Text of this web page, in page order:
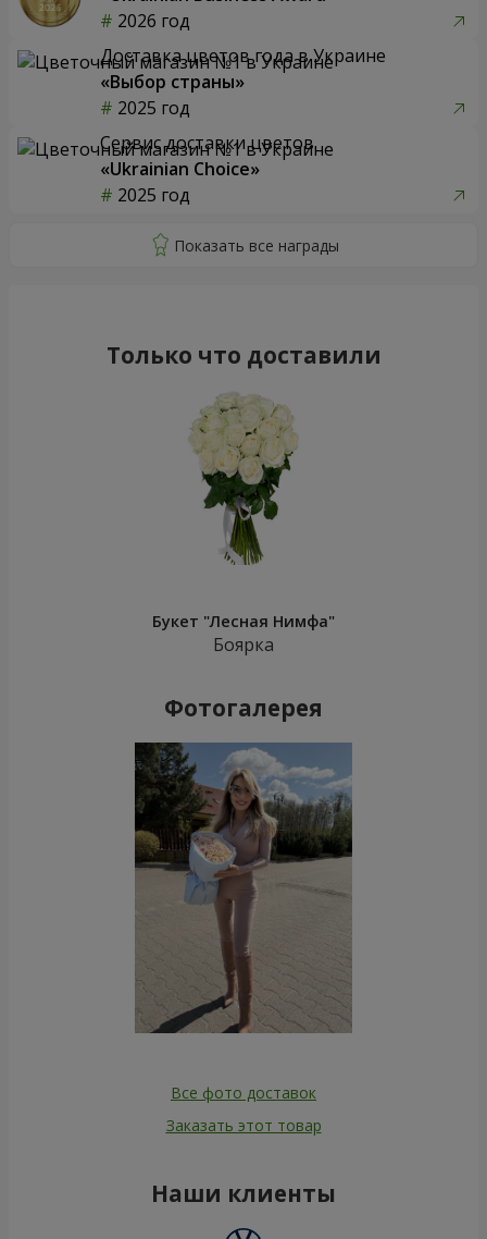
2026 год
Доставка цветов года в Украине
«Выбор страны»
2025 год
Сервис доставки цветов
«Ukrainian Choice»
2025 год
Только что доставили
Букет "Лесная Нимфа"
Боярка
Фотогалерея
Все фото доставок
Заказать этот товар
Наши клиенты